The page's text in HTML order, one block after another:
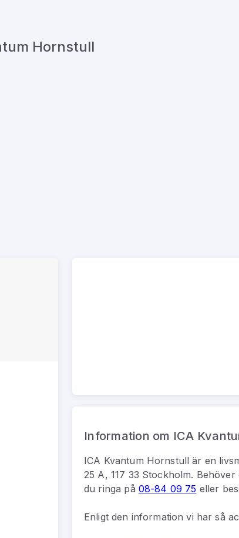
Hornstull
Information om ICA
ICA Kvantum Hornstull är en
25 A, 117 33 Stockholm. Behöver
du ringa på 08-84 09 75 eller
Enligt den information vi har så